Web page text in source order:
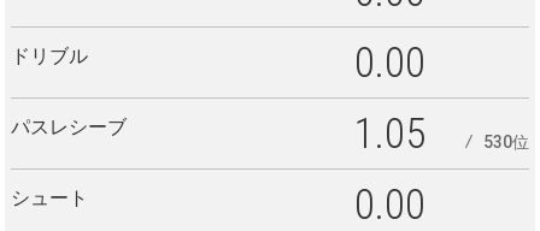
ドリブル 0.00
パスレシーブ 1.05 530位
シュート 0.00